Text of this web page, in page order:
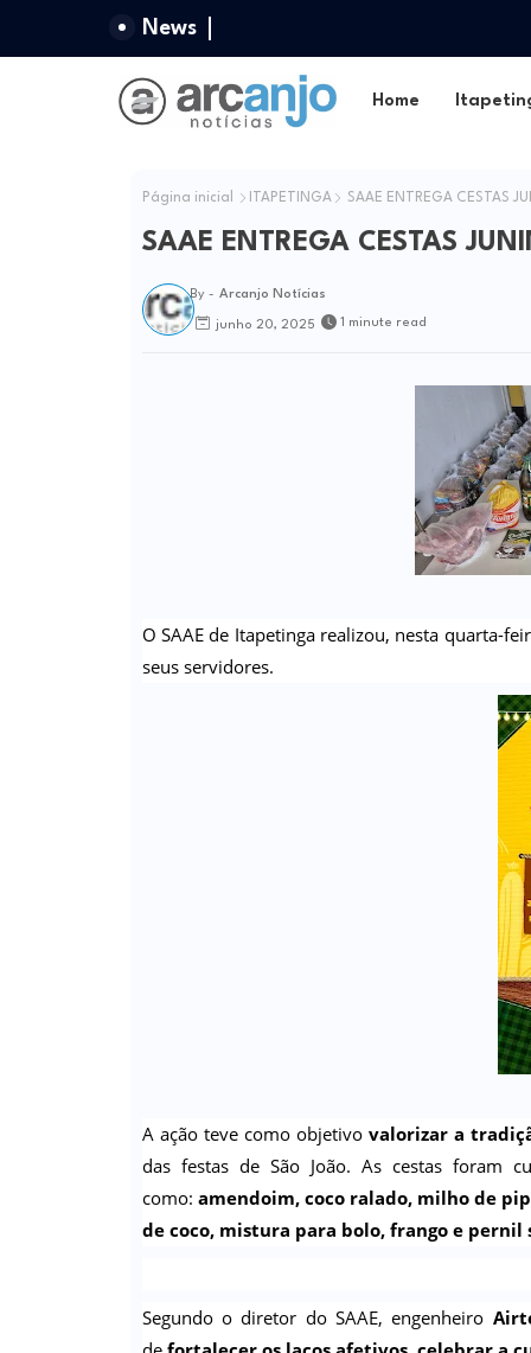
News
Home
Página inicial ITAPETINGA SAAE ENTREGA CESTAS
SAAE ENTREGA CESTAS
By - Arcanjo Notícias
junho 20, 2025 1 minute read
O SAAE de Itapetinga realizou, nesta quarta-
seus servidores.
A ação teve como objetivo valorizar a
das festas de São João. As cestas foram
como: amendoim, coco ralado, milho de
de coco, mistura para bolo, frango e pernil
Segundo o diretor do SAAE, engenheiro